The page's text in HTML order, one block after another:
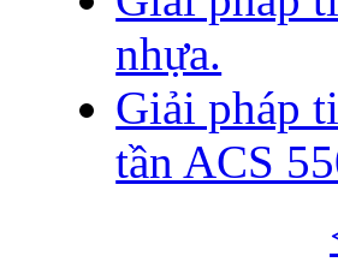
nhựa.
Giải pháp
tần ACS